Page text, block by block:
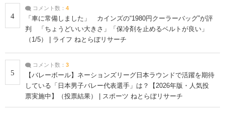
4
コメント数： 4
「車に常備しました」 カインズの“1980円クーラーバッグ”が評
判 「ちょうどいい大きさ」「保冷剤を止めるベルトが良い」
（1/5） | ライフ ねとらぼリサーチ
5
コメント数： 3
【バレーボール】ネーションズリーグ日本ラウンドで活躍を期待
している「日本男子バレー代表選手」は？【2026年版・人気投
票実施中】（投票結果） | スポーツ ねとらぼリサーチ